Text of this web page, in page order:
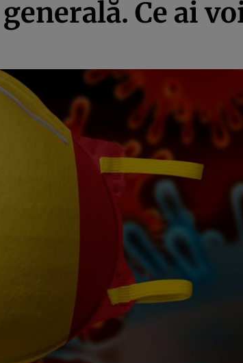
Ce ai